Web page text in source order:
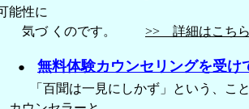
能性に
くのです。 >> 詳細はこち
無料体験カウンセリングを受け
「百聞は一見にしかず」という、こ